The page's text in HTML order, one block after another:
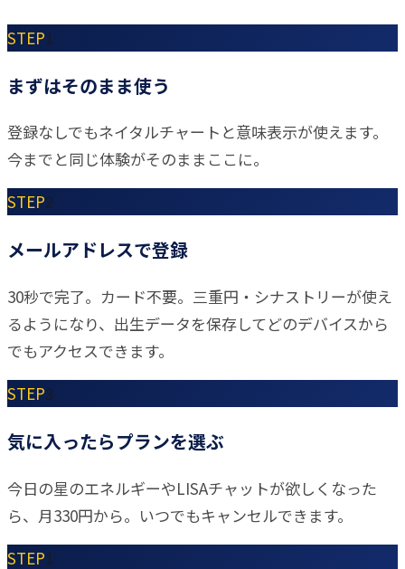
STEP1
まずはそのまま使う
登録なしでもネイタルチャートと意味表示が使えます。
今までと同じ体験がそのままここに。
STEP2
メールアドレスで登録
30秒で完了。カード不要。三重円・シナストリーが使え
るようになり、出生データを保存してどのデバイスから
でもアクセスできます。
STEP3
気に入ったらプランを選ぶ
今日の星のエネルギーやLISAチャットが欲しくなった
ら、月330円から。いつでもキャンセルできます。
STEP1